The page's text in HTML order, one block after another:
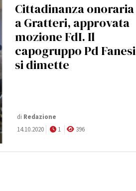
Cittadinanza onoraria
a Gratteri, approvata
mozione FdI. Il
capogruppo Pd Fanesi
si dimette
di Redazione
14.10.2020
1 396